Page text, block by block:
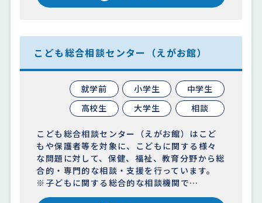
こども総合相談センター（えがお館）
就学前 小学生
中学生
高校生
大学生 相談
こども総合相談センター（えがお館）はこど
もや保護者等を対象に、こどもに関する様々
な問題に対して、保健、福祉、教育分野から総
合的・専門的な相談・支援を行っています。
※子どもに関する総合的な相談機関で…